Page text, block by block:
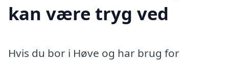
kan være tryg ved
Hvis du bor i Høve og har brug for